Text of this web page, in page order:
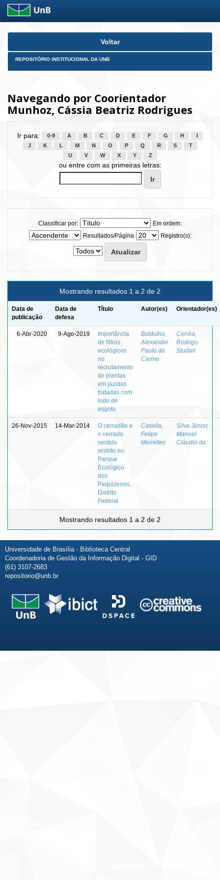
Skip
Voltar
REPOSITÓRIO INSTITUCIONAL DA UNB
Navegando por Coorientador
Munhoz, Cássia Beatriz Rodrigues
Ir para: 0-9 A B C D E F G H
J
K L M N O P Q R S
T
U
V W X Y Z
ou entre com as primeiras letras:
Classificar por:
Em ordem:
Resultados/Página
Registro(s):
Mostrando resultados 1 a 2 de 2
Data de
publicação
Data de
defesa
Título Autor(es) Orientador(es)
6-Abr-2020 9-Ago-2019
Importância
de filtros
ecológicos
no
recrutamento
de plantas
em jazidas
tratadas com
lodo de
esgoto
Balduíno,
Alexander
Paulo do
Carmo
Corrêa,
Rodrigo
Studart
26-Nov-2015 14-Mar-2014
O cerradão e
o cerrado
sentido
restrito no
Parque
Ecológico
dos
Pequizeiros,
Distrito
Federal
Casella,
Felipe
Meirelles
Silva Júnior,
Manoel
Cláudio da
Mostrando resultados 1 a 2 de 2
Universidade de Brasília - Biblioteca Central
Coordenadoria de Gestão da Informação Digital - GID
(61) 3107-2683
repositorio@unb.br